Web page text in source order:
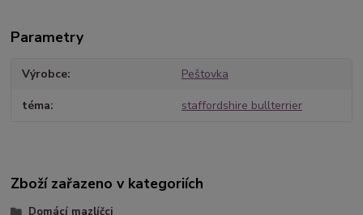
Parametry
Výrobce Peštovka
téma staffordshire bullterrier
Zboží zařazeno v kategoriích
Domácí mazlíčci